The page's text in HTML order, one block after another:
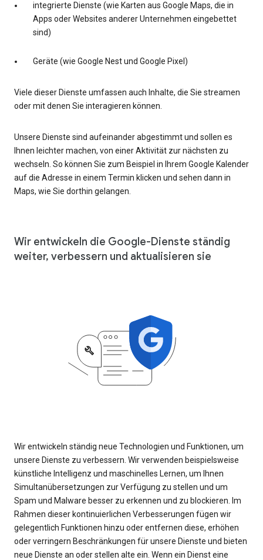
integrierte Dienste (wie Karten aus Google Maps, die in
Apps oder Websites anderer Unternehmen eingebettet
sind)
Geräte (wie Google Nest und Google Pixel)
Viele dieser Dienste umfassen auch Inhalte, die Sie streamen
oder mit denen Sie interagieren können.
Unsere Dienste sind aufeinander abgestimmt und sollen es
Ihnen leichter machen, von einer Aktivität zur nächsten zu
wechseln. So können Sie zum Beispiel in Ihrem Google Kalender
auf die Adresse in einem Termin klicken und sehen dann in
Maps, wie Sie dorthin gelangen.
Wir entwickeln die Google-Dienste ständig
weiter, verbessern und aktualisieren sie
Wir entwickeln ständig neue Technologien und Funktionen, um
unsere Dienste zu verbessern. Wir verwenden beispielsweise
künstliche Intelligenz und maschinelles Lernen, um Ihnen
Simultanübersetzungen zur Verfügung zu stellen und um
Spam und Malware besser zu erkennen und zu blockieren. Im
Rahmen dieser kontinuierlichen Verbesserungen fügen wir
gelegentlich Funktionen hinzu oder entfernen diese, erhöhen
oder verringern Beschränkungen für unsere Dienste und bieten
neue Dienste an oder stellen alte ein. Wenn ein Dienst eine